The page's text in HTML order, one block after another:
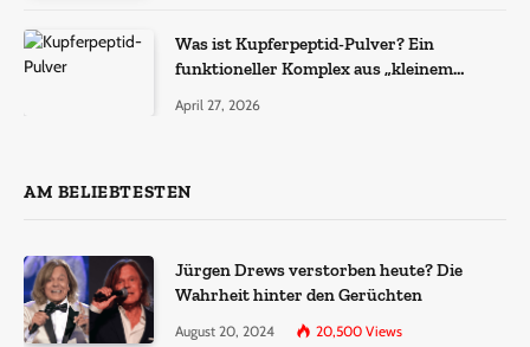
Was ist Kupferpeptid-Pulver? Ein
funktioneller Komplex aus „kleinem
April 27, 2026
AM BELIEBTESTEN
Jürgen Drews verstorben heute? Die
Wahrheit hinter den Gerüchten
August 20, 2024 20,500 Views